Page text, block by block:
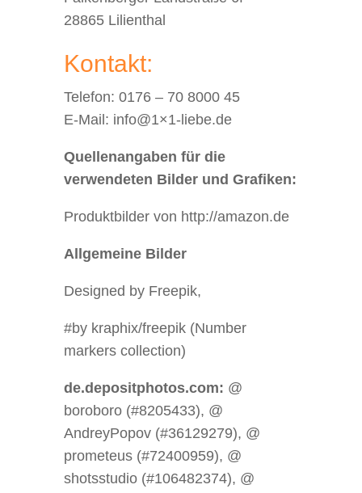
28865 Lilienthal
Kontakt:
Telefon: 0176 – 70 8000 45
E-Mail: info@1×1-liebe.de
Quellenangaben für die
verwendeten Bilder und Grafiken:
Produktbilder von http://amazon.de
Allgemeine Bilder
Designed by Freepik,
#by kraphix/freepik (Number
markers collection)
de.depositphotos.com: @
boroboro (#8205433), @
AndreyPopov (#36129279), @
prometeus (#72400959), @
shotsstudio (#106482374), @